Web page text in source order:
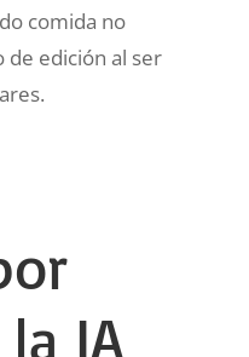
comida no
de edición al ser
IA